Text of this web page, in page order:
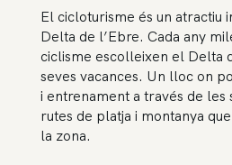
El cicloturisme és un atractiu
Delta de l’Ebre. Cada any
ciclisme escolleixen el Delta
seves vacances. Un lloc on
i entrenament a través de les
rutes de platja i montanya
la zona.